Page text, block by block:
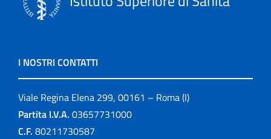
I NOSTRI CONTATTI
Viale Regina Elena 299, 00161 – Roma (I)
Partita I.V.A. 03657731000
C.F. 80211730587